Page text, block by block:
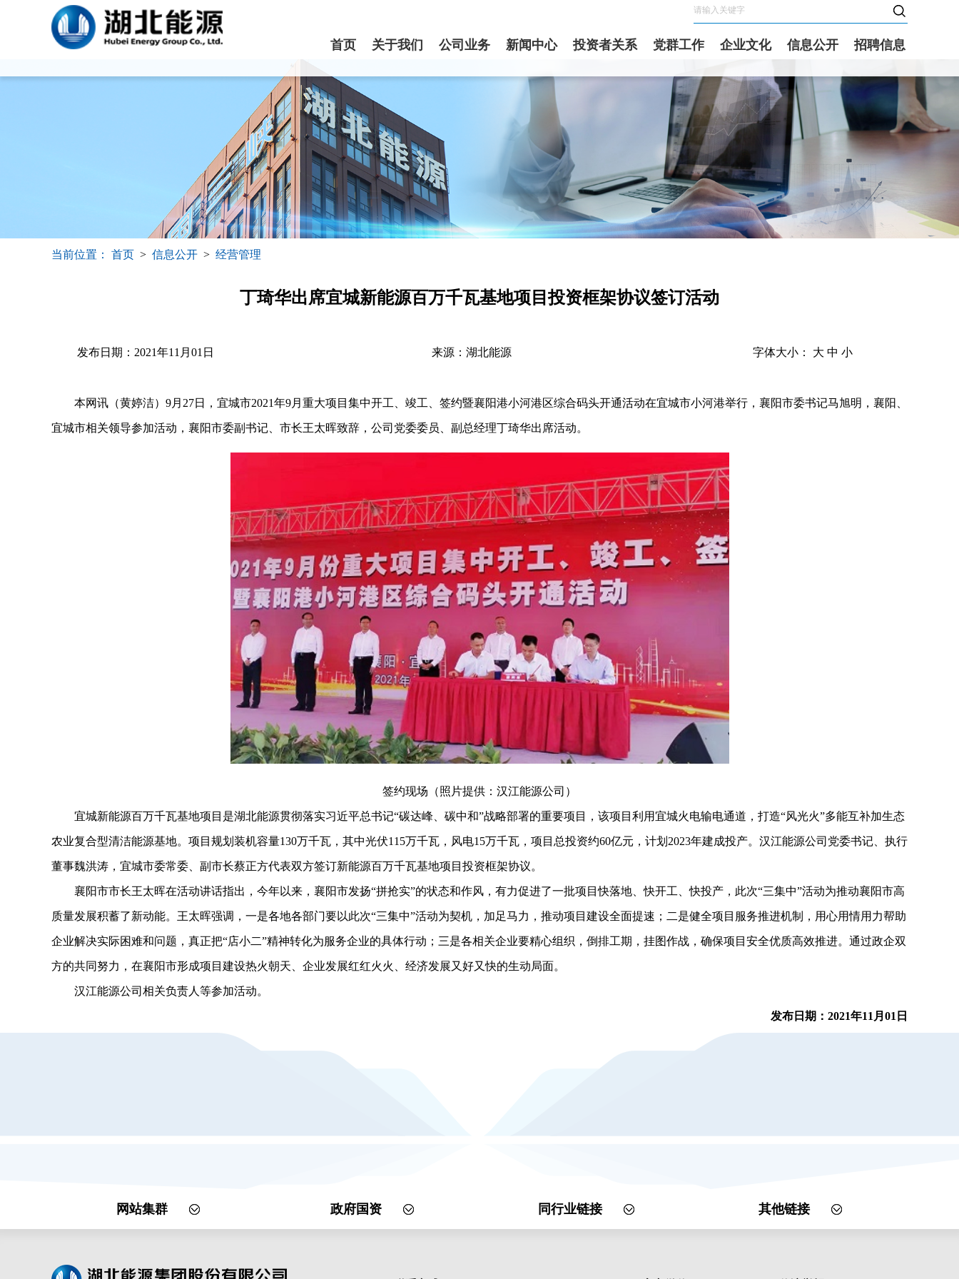
首页 关于我们 公司业务 新闻中心 投资者关系 党群工作 企业文化 信息公开 招聘信息
当前位置： 首页 > 信息公开 > 经营管理
丁琦华出席宜城新能源百万千瓦基地项目投资框架协议签订活动
发布日期：2021年11月01日 来源：湖北能源 字体大小： 大 中 小
本网讯（黄婷洁）9月27日，宜城市2021年9月重大项目集中开工、竣工、签约暨襄阳港小河港区综合码头开通活动在宜城市小河港举行，襄阳市委书记马旭明，襄阳、
宜城市相关领导参加活动，襄阳市委副书记、市长王太晖致辞，公司党委委员、副总经理丁琦华出席活动。
签约现场（照片提供：汉江能源公司）
宜城新能源百万千瓦基地项目是湖北能源贯彻落实习近平总书记“碳达峰、碳中和”战略部署的重要项目，该项目利用宜城火电输电通道，打造“风光火”多能互补加生态
农业复合型清洁能源基地。项目规划装机容量130万千瓦，其中光伏115万千瓦，风电15万千瓦，项目总投资约60亿元，计划2023年建成投产。汉江能源公司党委书记、执行
董事魏洪涛，宜城市委常委、副市长蔡正方代表双方签订新能源百万千瓦基地项目投资框架协议。
襄阳市市长王太晖在活动讲话指出，今年以来，襄阳市发扬“拼抢实”的状态和作风，有力促进了一批项目快落地、快开工、快投产，此次“三集中”活动为推动襄阳市高
质量发展积蓄了新动能。王太晖强调，一是各地各部门要以此次“三集中”活动为契机，加足马力，推动项目建设全面提速；二是健全项目服务推进机制，用心用情用力帮助
企业解决实际困难和问题，真正把“店小二”精神转化为服务企业的具体行动；三是各相关企业要精心组织，倒排工期，挂图作战，确保项目安全优质高效推进。通过政企双
方的共同努力，在襄阳市形成项目建设热火朝天、企业发展红红火火、经济发展又好又快的生动局面。
汉江能源公司相关负责人等参加活动。
发布日期：2021年11月01日
网站集群 政府国资 同行业链接 其他链接